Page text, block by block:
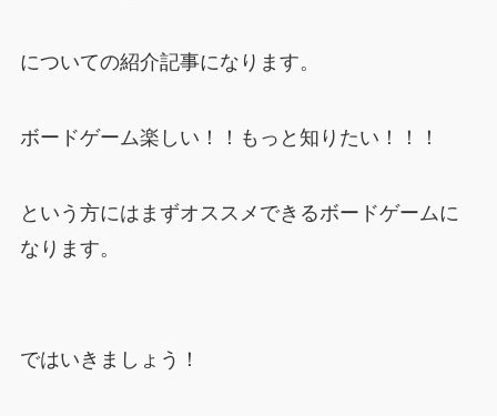
についての紹介記事になります。
ボードゲーム楽しい！！もっと知りたい！！！
という方にはまずオススメできるボードゲームに
なります。
ではいきましょう！